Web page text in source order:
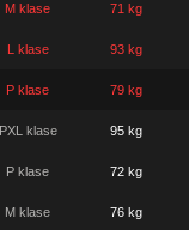
M klase 71 kg
L klase 93 kg
P klase 79 kg
PXL klase 95 kg
P klase 72 kg
M klase 76 kg